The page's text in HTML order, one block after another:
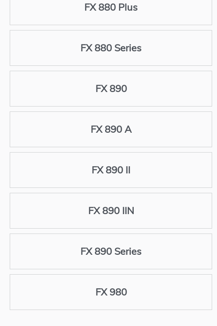
FX 880 Plus
FX 880 Series
FX 890
FX 890 A
FX 890 II
FX 890 IIN
FX 890 Series
FX 980